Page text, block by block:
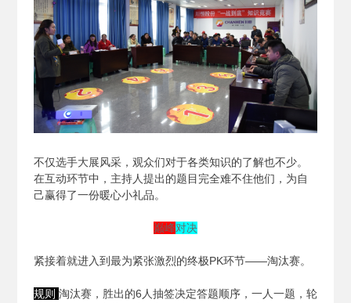
不仅选手大展风采，观众们对于各类知识的了解也不少。
在互动环节中，主持人提出的题目完全难不住他们，为自
己赢得了一份暖心小礼品。
巅峰对决
紧接着就进入到最为紧张激烈的终极PK环节——淘汰赛。
规则 淘汰赛，胜出的6人抽签决定答题顺序，一人一题，轮